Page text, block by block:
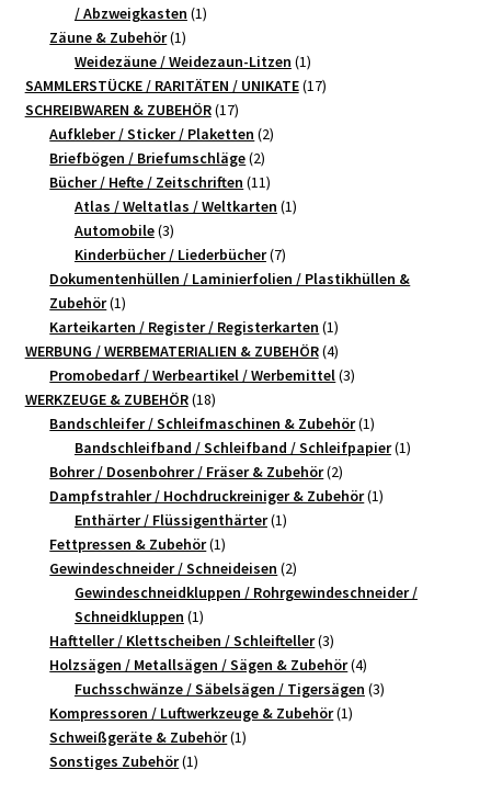
/ Abzweigkasten 11
Zäune & Zubehör 11
Produkt
Weidezäune / Weidezaun-Litzen 11
Produkt
SAMMLERSTÜCKE / RARITÄTEN / UNIKATE 1717
SCHREIBWAREN & ZUBEHÖR 1717
Produkte
Aufkleber / Sticker / Plaketten 22
Briefbögen / Briefumschläge 22
Produkte
Bücher / Hefte / Zeitschriften 1111
Produkte
Atlas / Weltatlas / Weltkarten 11
Automobile 33
Produkte
Kinderbücher / Liederbücher 77
Produkte
Dokumentenhüllen / Laminierfolien / Plastikhüllen &
Zubehör 11
Produkt
Karteikarten / Register / Registerkarten 11
Produkt
WERBUNG / WERBEMATERIALIEN & ZUBEHÖR 44
Produkte
Promobedarf / Werbeartikel / Werbemittel 33
WERKZEUGE & ZUBEHÖR 1818
Produkte
Bandschleifer / Schleifmaschinen & Zubehör 11
Produkt
Bandschleifband / Schleifband / Schleifpapier 11
Bohrer / Dosenbohrer / Fräser & Zubehör 22
Produkte
Dampfstrahler / Hochdruckreiniger & Zubehör 11
Enthärter / Flüssigenthärter 11
Fettpressen & Zubehör 11
Produkt
Gewindeschneider / Schneideisen 22
Produkte
Gewindeschneidkluppen / Rohrgewindeschneider /
Schneidkluppen 11
Produkt
Haftteller / Klettscheiben / Schleifteller 33
Produkte
Holzsägen / Metallsägen / Sägen & Zubehör 44
Produkte
Fuchsschwänze / Säbelsägen / Tigersägen 33
Kompressoren / Luftwerkzeuge & Zubehör 11
Schweißgeräte & Zubehör 11
Sonstiges Zubehör 11